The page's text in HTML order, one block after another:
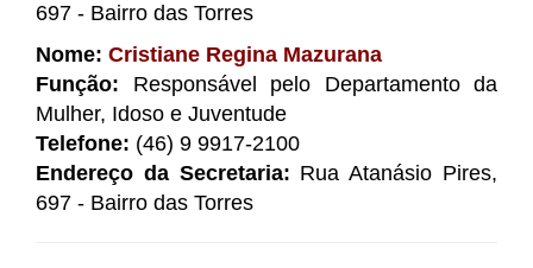
697 - Bairro das Torres
Nome: Cristiane Regina Mazurana
Função: Responsável pelo Departamento da
Mulher, Idoso e Juventude
Telefone: (46) 9 9917-2100
Endereço da Secretaria: Rua Atanásio Pires,
697 - Bairro das Torres